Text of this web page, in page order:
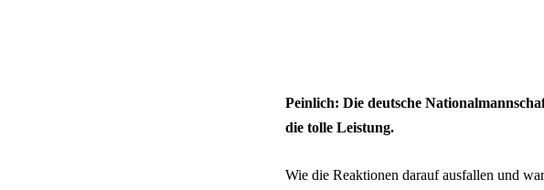
Peinlich: Die deutsche
die tolle Leistung.
Wie die Reaktionen darauf ausfallen und